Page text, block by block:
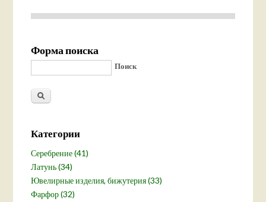
Форма поиска
Поиск
Категории
Серебрение (41)
Латунь (34)
Ювелирные изделия, бижутерия (33)
Фарфор (32)